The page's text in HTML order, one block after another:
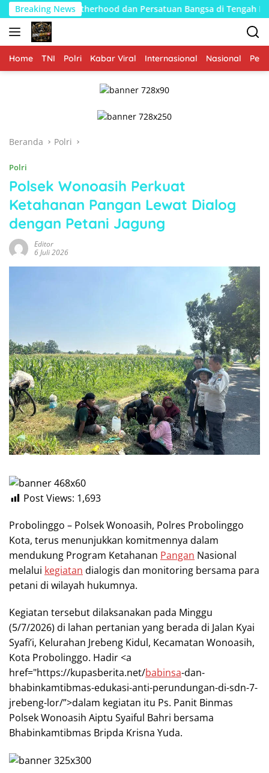
Langsung
ke
konten
Breaking News
dan Persatuan Bangsa di Tengah Derasnya Provokasi
Home TNI Polri Kabar Viral Internasional Nasional
Beranda Polri
Polri
Polsek Wonoasih Perkuat
Ketahanan Pangan Lewat Dialog
dengan Petani Jagung
Editor
6 Juli 2026
Post Views: 1,693
Probolinggo – Polsek Wonoasih, Polres Probolinggo
Kota, terus menunjukkan komitmennya dalam
mendukung Program Ketahanan Pangan Nasional
melalui kegiatan dialogis dan monitoring bersama para
petani di wilayah hukumnya.
Kegiatan tersebut dilaksanakan pada Minggu
(5/7/2026) di lahan pertanian yang berada di Jalan Kyai
Syafi’i, Kelurahan Jrebeng Kidul, Kecamatan Wonoasih,
Kota Probolinggo. Hadir <a
href="https://kupasberita.net/babinsa-dan-
bhabinkamtibmas-edukasi-anti-perundungan-di-sdn-7-
jrebeng-lor/”>dalam kegiatan itu Ps. Panit Binmas
Polsek Wonoasih Aiptu Syaiful Bahri bersama
Bhabinkamtibmas Bripda Krisna Yuda.